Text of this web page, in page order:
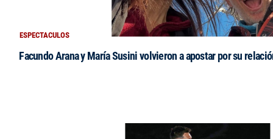
ESPECTACULOS
Facundo Arana y María Susini volvieron a apostar por su